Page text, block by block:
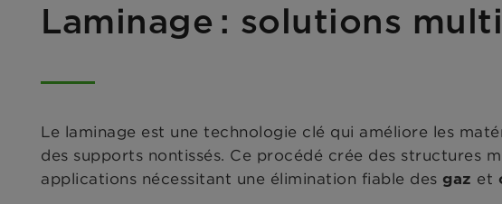
Laminage : solutions
Le laminage est une technologie clé qui améliore les
des supports nontissés. Ce procédé crée des structures
applications nécessitant une élimination fiable des gaz et